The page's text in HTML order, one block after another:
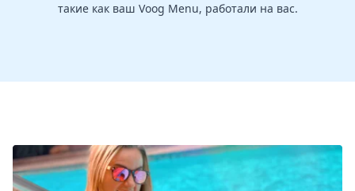
такие как ваш Voog Menu, работали на вас.